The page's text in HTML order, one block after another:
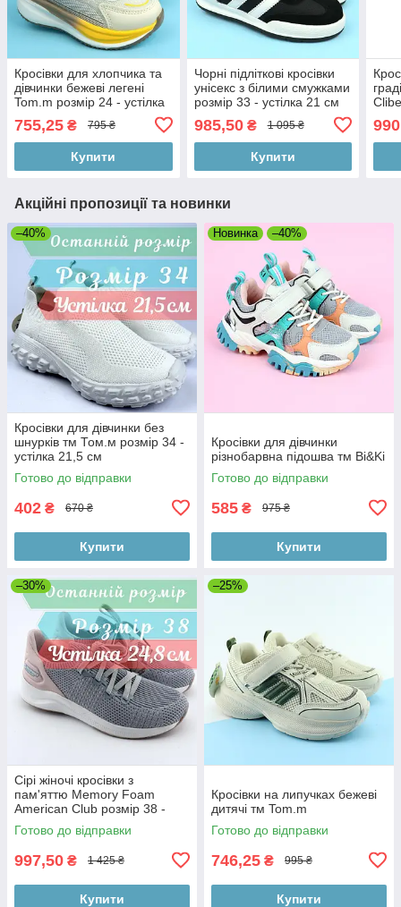
Кросівки для хлопчика та
дівчинки бежеві легені
Tom.m розмір 24 - устілка
755,25 ₴ 795 ₴
Купити
Чорні підліткові кросівки
унісекс з білими смужками
розмір 33 - устілка 21 см
985,50₴ 1 095 ₴
Купити
990
Акційні пропозиції та новинки
–40%
Кросівки для дівчинки без
шнурків тм Том.м розмір 34 -
устілка 21,5 см
Готово до відправки
402 ₴ 670 ₴
Купити
Новинка –40%
Кросівки для дівчинки
різнобарвна підошва тм Bi&Ki
Готово до відправки
585 ₴ 975 ₴
Купити
–30%
Сірі жіночі кросівки з
пам'яттю Memory Foam
American Club розмір 38 -
устілка 24,8 см
Готово до відправки
997,50 ₴ 1 425 ₴
Купити
–25%
Кросівки на липучках бежеві
дитячі тм Tom.m
Готово до відправки
746,25 ₴ 995 ₴
Купити